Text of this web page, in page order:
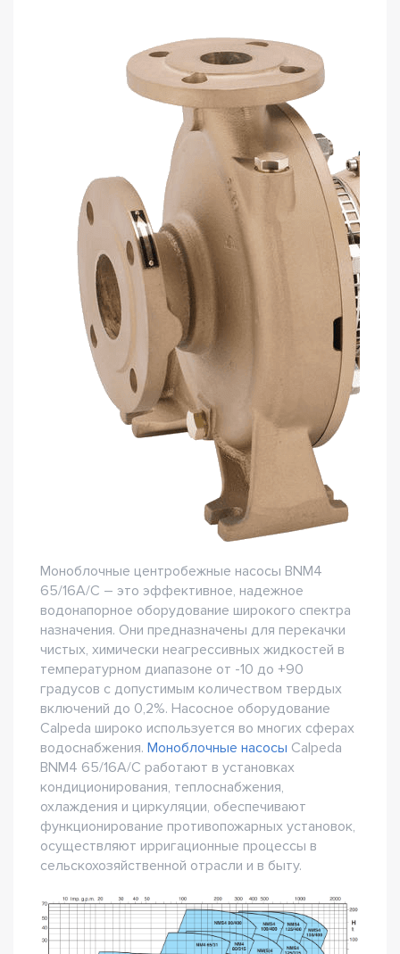
Моноблочные центробежные насосы BNM4
65/16A/C – это эффективное, надежное
водонапорное оборудование широкого спектра
назначения. Они предназначены для перекачки
чистых, химически неагрессивных жидкостей в
температурном диапазоне от -10 до +90
градусов с допустимым количеством твердых
включений до 0,2%. Насосное оборудование
Calpeda широко используется во многих сферах
водоснабжения. Моноблочные насосы Calpeda
BNM4 65/16A/C работают в установках
кондиционирования, теплоснабжения,
охлаждения и циркуляции, обеспечивают
функционирование противопожарных установок,
осуществляют ирригационные процессы в
сельскохозяйственной отрасли и в быту.